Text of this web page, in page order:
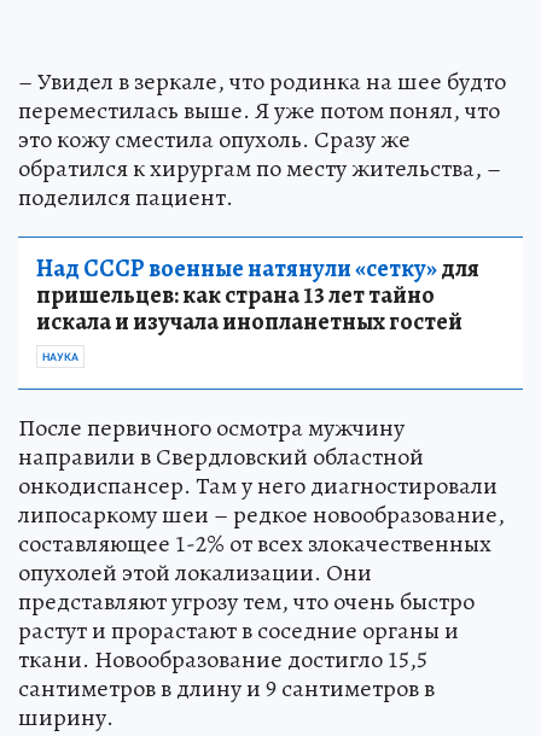
– Увидел в зеркале, что родинка на шее будто
переместилась выше. Я уже потом понял, что
это кожу сместила опухоль. Сразу же
обратился к хирургам по месту жительства, –
поделился пациент.
Над СССР военные натянули «сетку»для
пришельцев: как страна 13 лет тайно
искала и изучала инопланетных гостей
НАУКА
После первичного осмотра мужчину
направили в Свердловский областной
онкодиспансер. Там у него диагностировали
липосаркому шеи – редкое новообразование,
составляющее 1-2% от всех злокачественных
опухолей этой локализации. Они
представляют угрозу тем, что очень быстро
растут и прорастают в соседние органы и
ткани. Новообразование достигло 15,5
сантиметров в длину и 9 сантиметров в
ширину.